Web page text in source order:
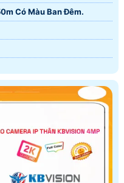
Có Màu Ban Ðêm.